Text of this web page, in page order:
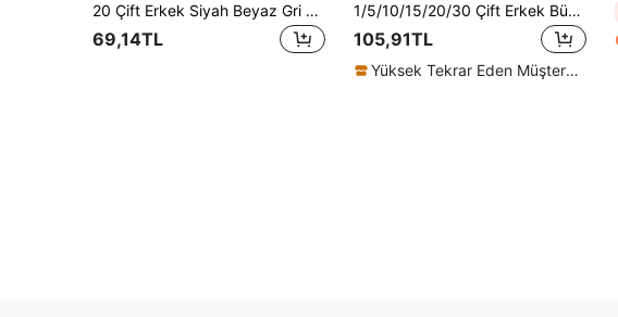
20 Çift Erkek Siyah Beyaz Gri Spor Babet Çorabı
69,14TL
1/5/10/15/20/30 Çift Erkek Büyük Beden Topuk Tutucu Kaymaz Ultra Düşük Kesim Nefes Alabilen Görünmez Babet Çorap, Günlük Kullanım veya Spor İçin Uygun
105,91TL
Yüksek Tekrar Eden Müşteriler